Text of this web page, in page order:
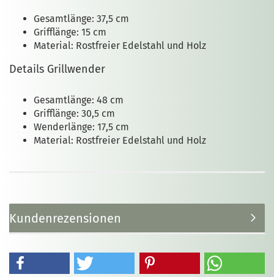
Gesamtlänge: 37,5 cm
Grifflänge: 15 cm
Material: Rostfreier Edelstahl und Holz
Details Grillwender
Gesamtlänge: 48 cm
Grifflänge: 30,5 cm
Wenderlänge: 17,5 cm
Material: Rostfreier Edelstahl und Holz
Kundenrezensionen